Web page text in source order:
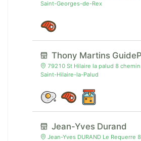
Saint-Georges-de-Rex
79210 St Hilaire la palud 8
Saint-Hilaire-la-Palud
Jean-Yves Durand
Jean-Yves DURAND Le Requerre